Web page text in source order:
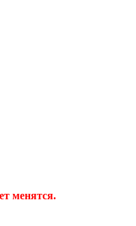
менятся.